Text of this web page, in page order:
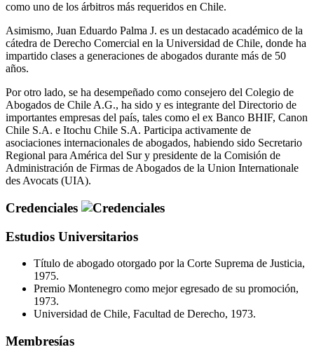
como uno de los árbitros más requeridos en Chile.
Asimismo, Juan Eduardo Palma J. es un destacado académico de la
cátedra de Derecho Comercial en la Universidad de Chile, donde ha
impartido clases a generaciones de abogados durante más de 50
años.
Por otro lado, se ha desempeñado como consejero del Colegio de
Abogados de Chile A.G., ha sido y es integrante del Directorio de
importantes empresas del país, tales como el ex Banco BHIF, Canon
Chile S.A. e Itochu Chile S.A. Participa activamente de
asociaciones internacionales de abogados, habiendo sido Secretario
Regional para América del Sur y presidente de la Comisión de
Administración de Firmas de Abogados de la Union Internationale
des Avocats (UIA).
Credenciales
Estudios Universitarios
Título de abogado otorgado por la Corte Suprema de Justicia,
1975.
Premio Montenegro como mejor egresado de su promoción,
1973.
Universidad de Chile, Facultad de Derecho, 1973.
Membresías